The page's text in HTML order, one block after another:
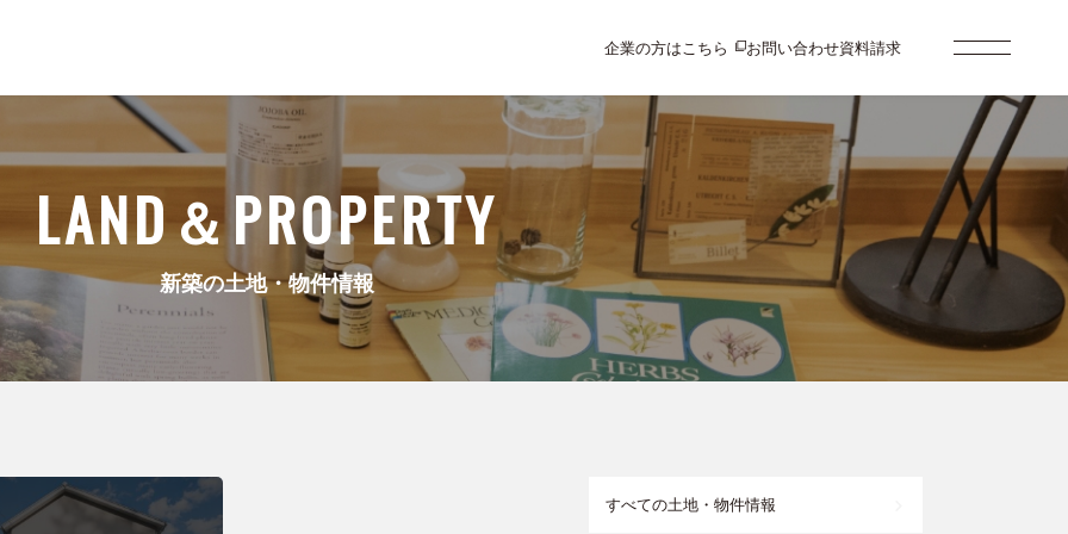
企業の方はこちら お問い合わせ資料請求
LAND＆PROPERTY
新築の土地・物件情報
すべての土地・物件情報